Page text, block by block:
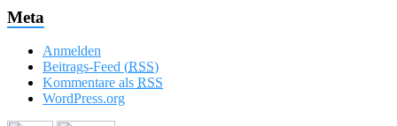
Meta
Anmelden
Beitrags-Feed (RSS)
Kommentare als RSS
WordPress.org